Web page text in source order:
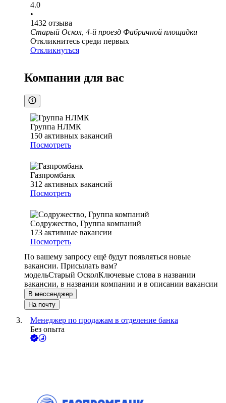
4.0
•
1432 отзыва
Старый Оскол, 4-й проезд Фабричной площадки
Откликнитесь среди первых
Откликнуться
Компании для вас
Группа НЛМК
150 активных вакансий
Посмотреть
Газпромбанк
312 активных вакансий
Посмотреть
Содружество, Группа компаний
173 активные вакансии
Посмотреть
По вашему запросу ещё будут появляться новые
вакансии. Присылать вам?
модельСтарый ОсколКлючевые слова в названии
вакансии, в названии компании и в описании вакансии
В мессенджер
На почту
Менеджер по продажам в отделение банка
Без опыта